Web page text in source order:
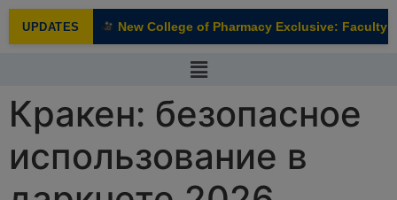
UPDATES
NEW New College of Pharmacy Exclusive: Faculty
Кракен: безопасное
использование в
modal-check